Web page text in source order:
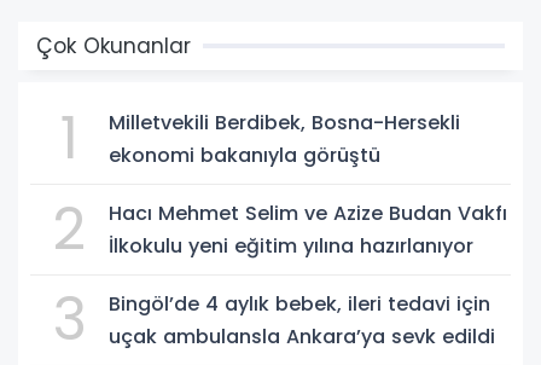
Çok Okunanlar
1
Milletvekili Berdibek, Bosna-Hersekli
ekonomi bakanıyla görüştü
2
Hacı Mehmet Selim ve Azize Budan Vakfı
İlkokulu yeni eğitim yılına hazırlanıyor
3
Bingöl’de 4 aylık bebek, ileri tedavi için
uçak ambulansla Ankara’ya sevk edildi